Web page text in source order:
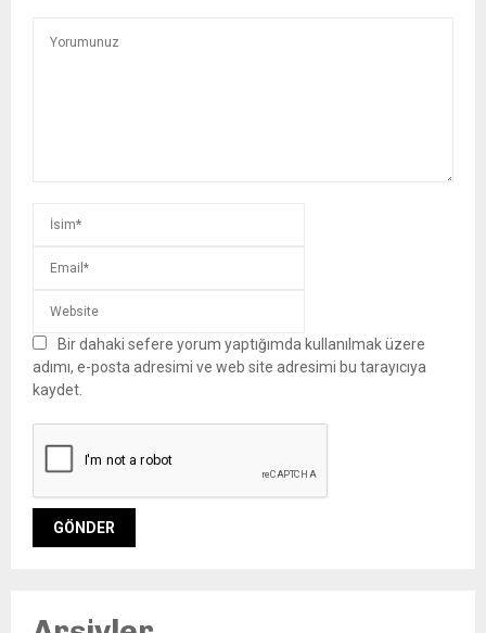
Bir dahaki sefere yorum yaptığımda kullanılmak üzere
adımı, e-posta adresimi ve web site adresimi bu tarayıcıya
kaydet.